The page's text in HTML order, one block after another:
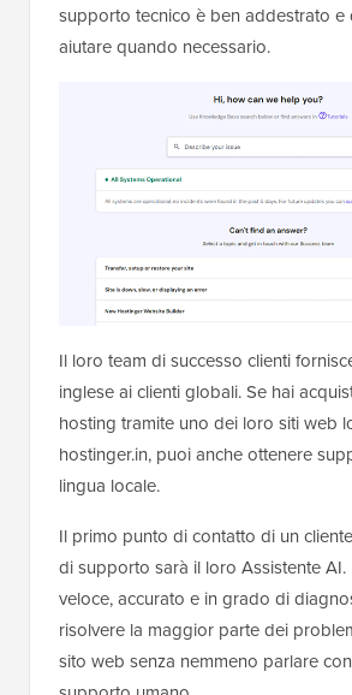
supporto tecnico è ben addestrato e
aiutare quando necessario.
Il loro team di successo clienti
inglese ai clienti globali. Se hai
hosting tramite uno dei loro siti web
hostinger.in, puoi anche ottenere
lingua locale.
Il primo punto di contatto di un
di supporto sarà il loro Assistente AI.
veloce, accurato e in grado di
risolvere la maggior parte dei
sito web senza nemmeno parlare